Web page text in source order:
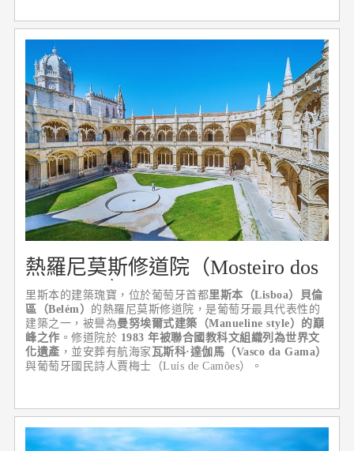
熱羅尼莫斯修道院（Mosteiro dos
Jerónimos）
里斯本的建築瑰寶，位於葡萄牙首都里斯本（Lisboa）貝倫
區（Belém） 的熱羅尼莫斯修道院，是葡萄牙最具代表性的
建築之一，被譽為曼努埃爾式建築（Manueline style）的巔
峰之作 。修道院於 1983 年被聯合國教科文組織列為世界文
化遺產 ，並安葬有航海家 瓦斯科·達伽馬（Vasco da Gama）
與葡萄牙國民詩人賈梅士（Luís de Camões）。